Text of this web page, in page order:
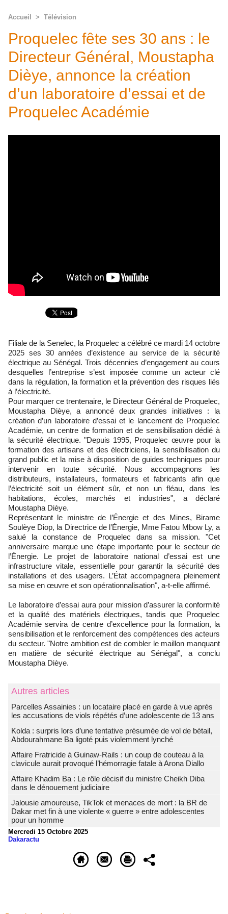
Accueil > Télévision
Proquelec fête ses 30 ans : le
Directeur Général, Moustapha
Dièye, annonce la création
d’un laboratoire d’essai et de
Proquelec Académie
Filiale de la Senelec, la Proquelec a célébré ce mardi 14 octobre
2025 ses 30 années d’existence au service de la sécurité
électrique au Sénégal. Trois décennies d’engagement au cours
desquelles l’entreprise s’est imposée comme un acteur clé
dans la régulation, la formation et la prévention des risques liés
à l’électricité.
Pour marquer ce trentenaire, le Directeur Général de Proquelec,
Moustapha Dièye, a annoncé deux grandes initiatives : la
création d’un laboratoire d’essai et le lancement de Proquelec
Académie, un centre de formation et de sensibilisation dédié à
la sécurité électrique. "Depuis 1995, Proquelec œuvre pour la
formation des artisans et des électriciens, la sensibilisation du
grand public et la mise à disposition de guides techniques pour
intervenir en toute sécurité. Nous accompagnons les
distributeurs, installateurs, formateurs et fabricants afin que
l’électricité soit un élément sûr, et non un fléau, dans les
habitations, écoles, marchés et industries", a déclaré
Moustapha Dièye.
Représentant le ministre de l’Énergie et des Mines, Birame
Soulèye Diop, la Directrice de l’Énergie, Mme Fatou Mbow Ly, a
salué la constance de Proquelec dans sa mission. "Cet
anniversaire marque une étape importante pour le secteur de
l’Énergie. Le projet de laboratoire national d’essai est une
infrastructure vitale, essentielle pour garantir la sécurité des
installations et des usagers. L’État accompagnera pleinement
sa mise en œuvre et son opérationnalisation", a-t-elle affirmé.
Le laboratoire d’essai aura pour mission d’assurer la conformité
et la qualité des matériels électriques, tandis que Proquelec
Académie servira de centre d’excellence pour la formation, la
sensibilisation et le renforcement des compétences des acteurs
du secteur. "Notre ambition est de combler le maillon manquant
en matière de sécurité électrique au Sénégal", a conclu
Moustapha Dièye.
Autres articles
Parcelles Assainies : un locataire placé en garde à vue après
les accusations de viols répétés d’une adolescente de 13 ans
Kolda : surpris lors d’une tentative présumée de vol de bétail,
Abdourahmane Ba ligoté puis violemment lynché
Affaire Fratricide à Guinaw-Rails : un coup de couteau à la
clavicule aurait provoqué l’hémorragie fatale à Arona Diallo
Affaire Khadim Ba : Le rôle décisif du ministre Cheikh Diba
dans le dénouement judiciaire
Jalousie amoureuse, TikTok et menaces de mort : la BR de
Dakar met fin à une violente « guerre » entre adolescentes
pour un homme
Mercredi 15 Octobre 2025
Dakaractu